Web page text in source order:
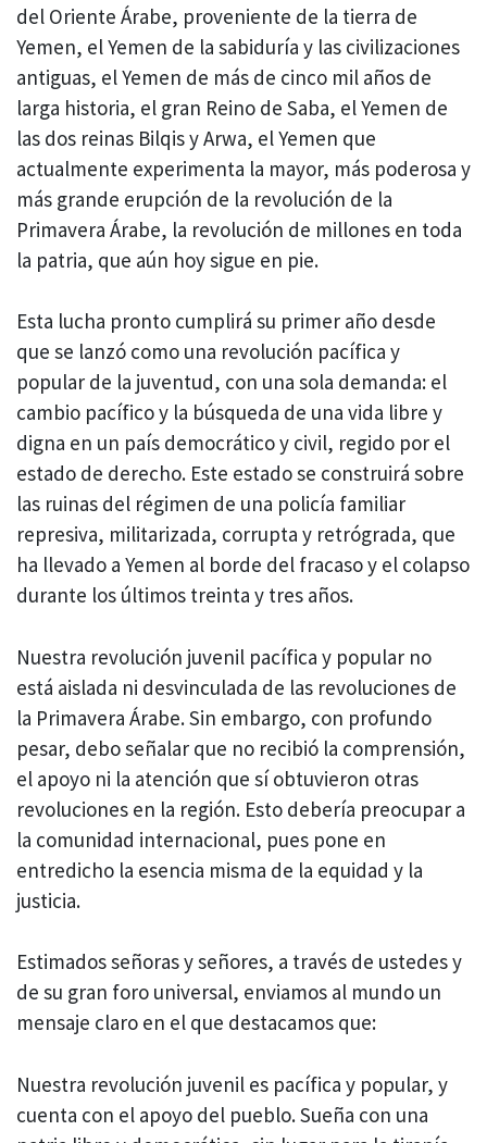
del Oriente Árabe, proveniente de la tierra de
Yemen, el Yemen de la sabiduría y las civilizaciones
antiguas, el Yemen de más de cinco mil años de
larga historia, el gran Reino de Saba, el Yemen de
las dos reinas Bilqis y Arwa, el Yemen que
actualmente experimenta la mayor, más poderosa y
más grande erupción de la revolución de la
Primavera Árabe, la revolución de millones en toda
la patria, que aún hoy sigue en pie.
Esta lucha pronto cumplirá su primer año desde
que se lanzó como una revolución pacífica y
popular de la juventud, con una sola demanda: el
cambio pacífico y la búsqueda de una vida libre y
digna en un país democrático y civil, regido por el
estado de derecho. Este estado se construirá sobre
las ruinas del régimen de una policía familiar
represiva, militarizada, corrupta y retrógrada, que
ha llevado a Yemen al borde del fracaso y el colapso
durante los últimos treinta y tres años.
Nuestra revolución juvenil pacífica y popular no
está aislada ni desvinculada de las revoluciones de
la Primavera Árabe. Sin embargo, con profundo
pesar, debo señalar que no recibió la comprensión,
el apoyo ni la atención que sí obtuvieron otras
revoluciones en la región. Esto debería preocupar a
la comunidad internacional, pues pone en
entredicho la esencia misma de la equidad y la
justicia.
Estimados señoras y señores, a través de ustedes y
de su gran foro universal, enviamos al mundo un
mensaje claro en el que destacamos que:
Nuestra revolución juvenil es pacífica y popular, y
cuenta con el apoyo del pueblo. Sueña con una